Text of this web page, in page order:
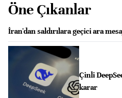
Öne Çıkanlar
İran'dan saldırılara geçici ara
Çinli
karar